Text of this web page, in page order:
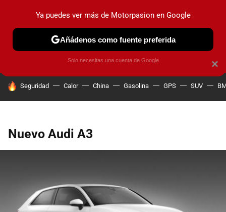
PRUEBAS COCHES ELÉCTRICOS OBSERVATORIO
HOY SE HABLA DE
Seguridad Calor China Gasolina GPS SUV
Nuevo Audi A3
×
Ya puedes ver más de Motorpasion en Google
Añádenos como fuente preferida
Solo necesitas una cuenta de Google